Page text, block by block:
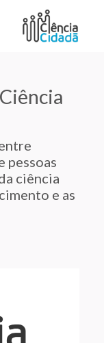
pessoas
ciência
e as